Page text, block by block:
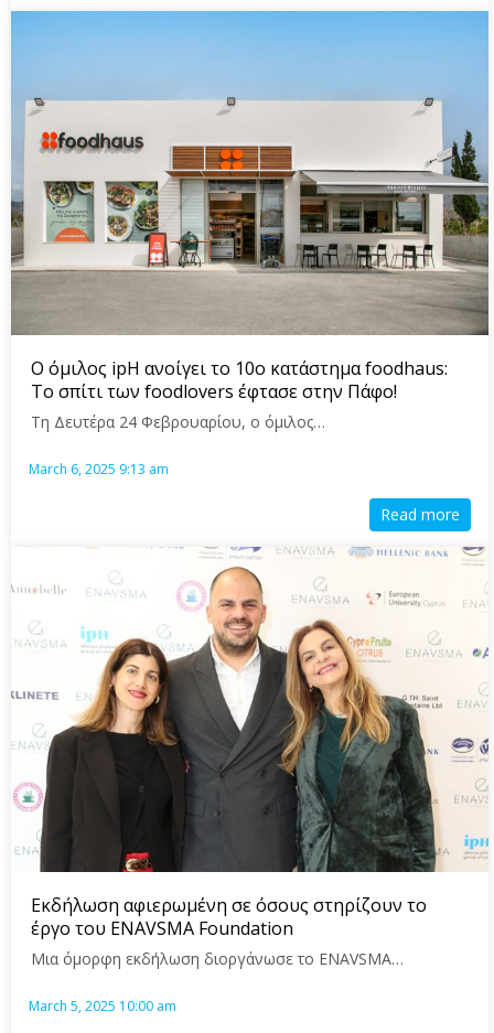
Ο όμιλος ipH ανοίγει το 10ο κατάστημα foodhaus:
Το σπίτι των foodlovers έφτασε στην Πάφο!
Τη Δευτέρα 24 Φεβρουαρίου, ο όμιλος…
March 6, 2025 9:13 am
Read more
Εκδήλωση αφιερωμένη σε όσους στηρίζουν το
έργο του ENAVSMA Foundation
Μια όμορφη εκδήλωση διοργάνωσε το ENAVSMA…
March 5, 2025 10:00 am